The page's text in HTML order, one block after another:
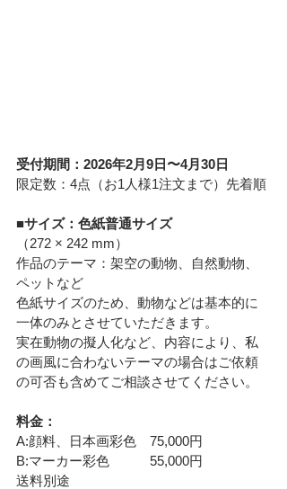
受付期間：2026年2月9日〜4月30日
限定数：4点（お1人様1注文まで）先着順
■サイズ：色紙普通サイズ
（272 × 242 mm）
作品のテーマ：架空の動物、自然動物、
ペットなど
色紙サイズのため、動物などは基本的に
一体のみとさせていただきます。
実在動物の擬人化など、内容により、私
の画風に合わないテーマの場合はご依頼
の可否も含めてご相談させてください。
料金：
A:顔料、日本画彩色　75,000円
B:マーカー彩色　　　55,000円
送料別途